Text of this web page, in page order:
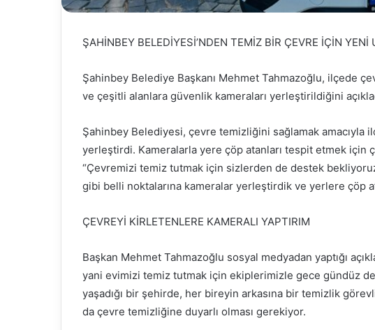
ŞAHİNBEY BELEDİYESİ’NDEN TEMİZ BİR ÇEVRE İÇİN YENİ
Şahinbey Belediye Başkanı Mehmet Tahmazoğlu, ilçede
ve çeşitli alanlara güvenlik kameraları yerleştirildiğini
Şahinbey Belediyesi, çevre temizliğini sağlamak amacıyla
yerleştirdi. Kameralarla yere çöp atanları tespit etmek için
“Çevremizi temiz tutmak için sizlerden de destek
gibi belli noktalarına kameralar yerleştirdik ve yerlere çöp
ÇEVREYİ KİRLETENLERE KAMERALI YAPTIRIM
Başkan Mehmet Tahmazoğlu sosyal medyadan yaptığı
yani evimizi temiz tutmak için ekiplerimizle gece gündüz
yaşadığı bir şehirde, her bireyin arkasına bir temizlik
da çevre temizliğine duyarlı olması gerekiyor.